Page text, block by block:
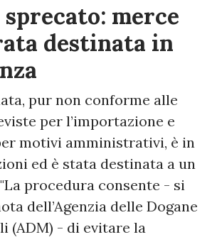
merce
destinata in
pur non conforme alle
per l’importazione e
motivi amministrativi, è in
ed è stata destinata a un
procedura consente - si
dell’Agenzia delle Dogane
(ADM) - di evitare la